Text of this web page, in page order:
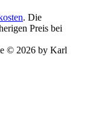
. Die
Preis bei
© 2026 by Karl